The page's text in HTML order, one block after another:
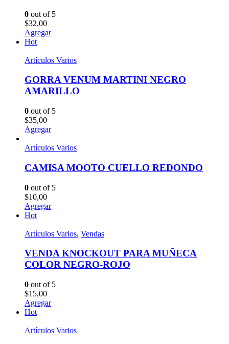
0 out of 5
$32,00
Agregar
Hot
Artículos Varios
GORRA VENUM MARTINI NEGRO
AMARILLO
0 out of 5
$35,00
Agregar
Artículos Varios
CAMISA MOOTO CUELLO REDONDO
0 out of 5
$10,00
Agregar
Hot
Artículos Varios, Vendas
VENDA KNOCKOUT PARA MUÑECA
COLOR NEGRO-ROJO
0 out of 5
$15,00
Agregar
Hot
Artículos Varios